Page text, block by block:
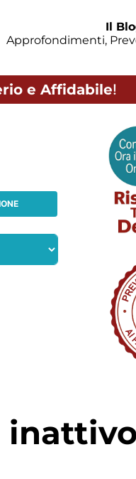
Il
Approfondimenti,
e Affidabile!